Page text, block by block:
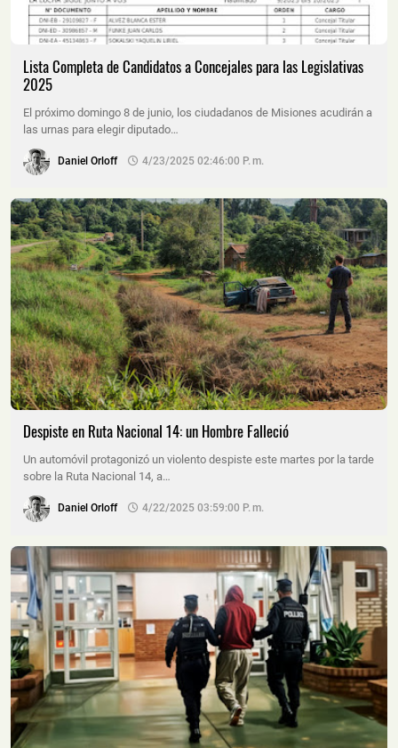
Lista Completa de Candidatos a Concejales para las Legislativas
2025
El próximo domingo 8 de junio, los ciudadanos de Misiones acudirán a
las urnas para elegir diputado…
Daniel Orloff 4/23/2025 02:46:00 P. M.
Despiste en Ruta Nacional 14: un Hombre Falleció
Un automóvil protagonizó un violento despiste este martes por la tarde
sobre la Ruta Nacional 14, a…
Daniel Orloff 4/22/2025 03:59:00 P. M.